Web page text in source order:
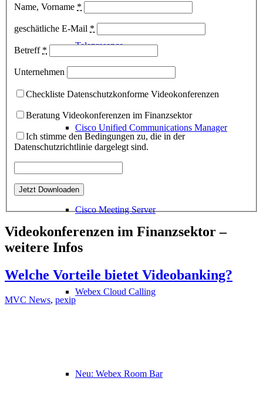
Telepresence
Cisco Unified Communications Manager
Cisco Meeting Server
Webex Cloud Calling
Neu: Webex Room Bar
Name, Vorname *
geschätliche E-Mail *
Betreff *
Unternehmen
Checkliste Datenschutzkonforme Videokonferenzen
Beratung Videokonferenzen im Finanzsektor
Ich stimme den Bedingungen zu, die in der
Datenschutzrichtlinie dargelegt sind.
Videokonferenzen im Finanzsektor –
weitere Infos
Welche Vorteile bietet Videobanking?
MVC News, pexip